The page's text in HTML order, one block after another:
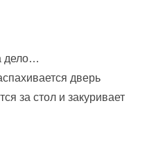
дело…
дверь
за стол и закуривает